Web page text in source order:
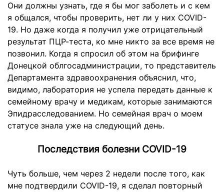
Они должны узнать, где я бы мог заболеть и с кем
я общался, чтобы проверить, нет ли у них COVID-
19. Но даже когда я получил уже отрицательный
результат ПЦР-теста, ко мне никто за все время не
позвонил. Когда я спросил об этом на брифинге
Донецкой облгосадминистрации, то представитель
Департамента здравоохранения объяснил, что,
видимо, лаборатория не успела передать данные к
семейному врачу и медикам, которые занимаются
Эпидрасследованием. Но семейная врач о моем
статусе знала уже на следующий день.
Последствия болезни COVID-19
Чуть больше, чем через 2 недели после того, как
мне подтвердили COVID-19, я сделал повторный